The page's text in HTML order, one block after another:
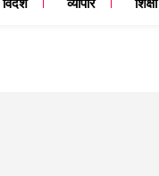
विदेश व्यापार शिक्षा